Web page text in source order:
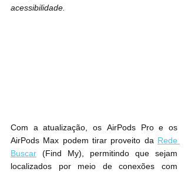
acessibilidade.
Com a atualização, os ‌AirPods Pro‌ e ‌os
AirPods Max‌ podem tirar proveito da Rede
Buscar (‌Find My)‌, permitindo que sejam
localizados por meio de conexões com